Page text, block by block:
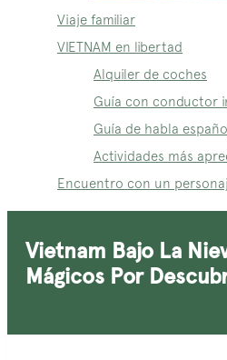
Viaje familiar
VIETNAM en libertad
Alquiler de coches
Guía con conductor
Guía de habla
Actividades más
Encuentro con un
Vietnam Bajo La
Mágicos Por